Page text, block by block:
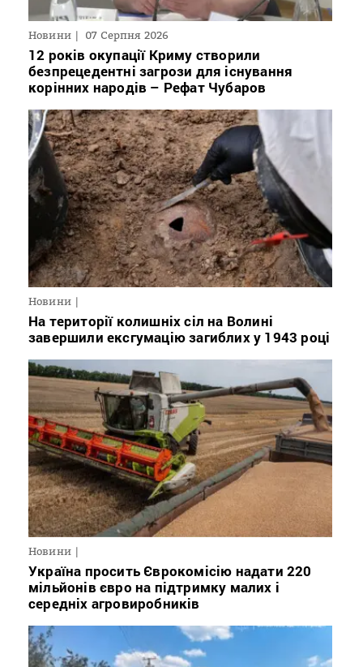
Новини 07 Серпня 2026
12 років окупації Криму створили
безпрецедентні загрози для існування
корінних народів – Рефат Чубаров
Новини
На території колишніх сіл на Волині
завершили ексгумацію загиблих у 1943 році
Новини
Україна просить Єврокомісію надати 220
мільйонів євро на підтримку малих і
середніх агровиробників